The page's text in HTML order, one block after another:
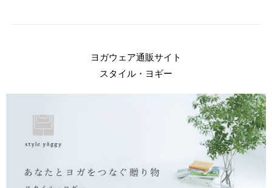
ヨガウェア通販サイト
スタイル・ヨギー